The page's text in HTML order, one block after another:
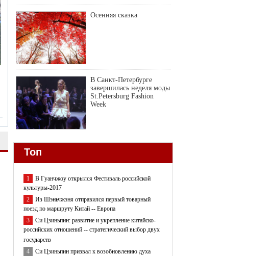
Осенняя сказка
В Санкт-Петербурге
завершилась неделя моды
St.Petersburg Fashion
Week
Топ
1 В Гуанчжоу открылся Фестиваль российской
культуры-2017
2 Из Шэньчжэня отправился первый товарный
поезд по маршруту Китай -- Европа
3 Си Цзиньпин: развитие и укрепление китайско-
российских отношений -- стратегический выбор двух
государств
4 Си Цзиньпин призвал к возобновлению духа